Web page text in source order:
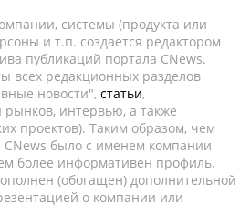
системы (продукта или
и т.п. создается редактором
публикаций портала CNews.
всех редакционных разделов
новости", статьи,
интервью, а также
проектов). Таким образом, чем
было с именем компании
более информативен профиль.
(обогащен) дополнительной
о компании или